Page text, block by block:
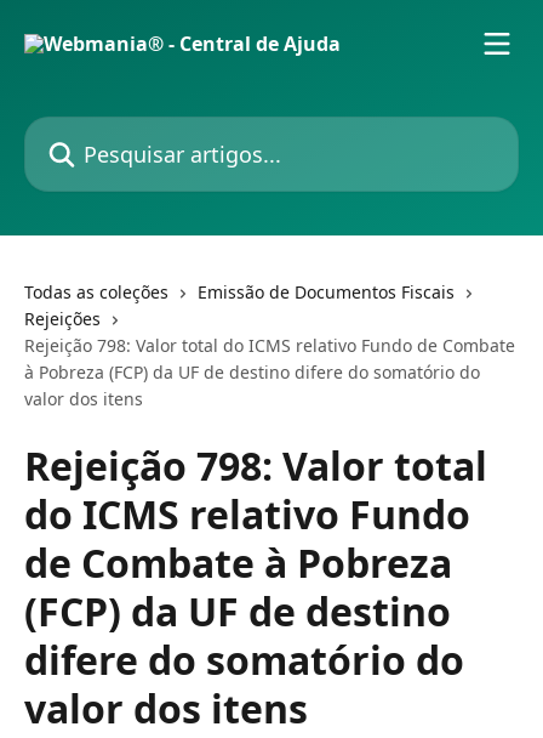
Pesquisar artigos...
Todas as coleções
Emissão de Documentos Fiscais
Rejeições
Rejeição 798: Valor total do ICMS relativo Fundo de Combate
à Pobreza (FCP) da UF de destino difere do somatório do
valor dos itens
Rejeição 798: Valor total
do ICMS relativo Fundo
de Combate à Pobreza
(FCP) da UF de destino
difere do somatório do
valor dos itens